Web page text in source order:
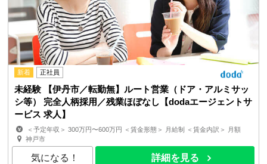
新着 正社員
未経験 【伊丹市／転勤無】ルート営業（ドア・アルミサッ
シ等） 完全人柄採用／残業ほぼなし【dodaエージェントサ
ービス 求人】
＜予定年収＞ 300万円〜600万円 ＜賃金形態＞ 月給制 ＜賃金内訳＞ 月額
（基本給）：200,000円〜310,000円 固定残業手当/...
神戸市
気になる！ 詳細を見る